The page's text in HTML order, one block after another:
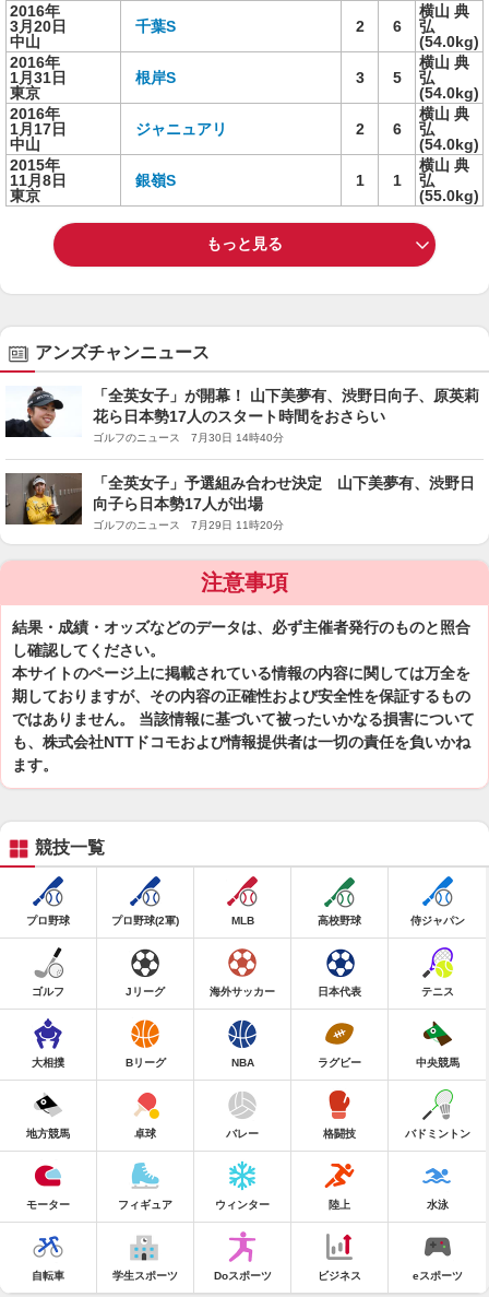
2016年
3月20日
中山
千葉S 2 6
横山 典
弘
(54.0kg)
2016年
1月31日
東京
根岸S 3 5
横山 典
弘
(54.0kg)
2016年
1月17日
中山
ジャニュアリ 2 6
横山 典
弘
(54.0kg)
2015年
11月8日
東京
銀嶺S 1 1
横山 典
弘
(55.0kg)
もっと見る
アンズチャンニュース
「全英女子」が開幕！ 山下美夢有、渋野日向子、原英莉
花ら日本勢17人のスタート時間をおさらい
ゴルフのニュース 7月30日 14時40分
「全英女子」予選組み合わせ決定 山下美夢有、渋野日
向子ら日本勢17人が出場
ゴルフのニュース 7月29日 11時20分
注意事項
結果・成績・オッズなどのデータは、必ず主催者発行のものと照合
し確認してください。
本サイトのページ上に掲載されている情報の内容に関しては万全を
期しておりますが、その内容の正確性および安全性を保証するもの
ではありません。 当該情報に基づいて被ったいかなる損害について
も、株式会社NTTドコモおよび情報提供者は一切の責任を負いかね
ます。
競技一覧
プロ野球 プロ野球(2軍) MLB 高校野球 侍ジャパン
ゴルフ Jリーグ 海外サッカー 日本代表 テニス
大相撲 Bリーグ NBA ラグビー 中央競馬
地方競馬 卓球 バレー 格闘技 バドミントン
モーター フィギュア ウィンター 陸上 水泳
自転車 学生スポーツ Doスポーツ ビジネス eスポーツ